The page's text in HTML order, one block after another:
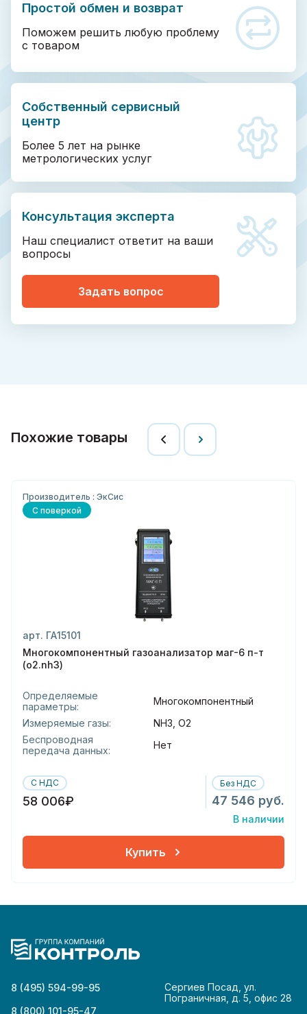
Простой обмен и возврат
Поможем решить любую проблему
с товаром
Собственный сервисный
центр
Более 5 лет на рынке
метрологических услуг
Консультация эксперта
Наш специалист ответит на ваши
вопросы
Задать вопрос
Похожие товары
Производитель : ЭкСис
С поверкой
арт. ГА15101
Многокомпонентный газоанализатор маг-6 п-т
(o2.nh3)
Определяемые
параметры:
Многокомпонентный
Измеряемые газы:
NH3, O2
Беспроводная
передача данных:
Нет
С НДС
58 006₽
Без НДС
47 546 руб.
В наличии
Купить
8 (495) 594-99-95
8 (800) 101-95-47
Сергиев Посад, ул.
Пограничная, д. 5, офис 28